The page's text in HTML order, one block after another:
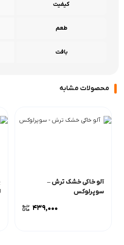
کیفیت
طعم
بافت
محصولات مشابه
آلو خاکی خشک ترش –
سوپرلوکس
439,000